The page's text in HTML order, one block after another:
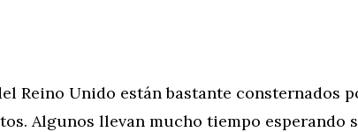
Reino Unido están bastante consternados
Algunos llevan mucho tiempo esperando